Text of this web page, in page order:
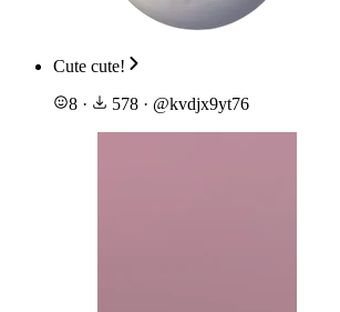
Cute cute!
8 · 578 · @kvdjx9yt76